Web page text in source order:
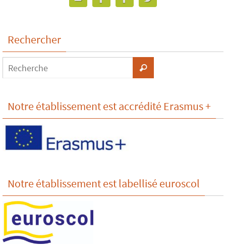
Rechercher
Notre établissement est accrédité Erasmus +
Notre établissement est labellisé euroscol